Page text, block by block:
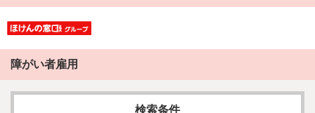
障がい者雇用
検索条件